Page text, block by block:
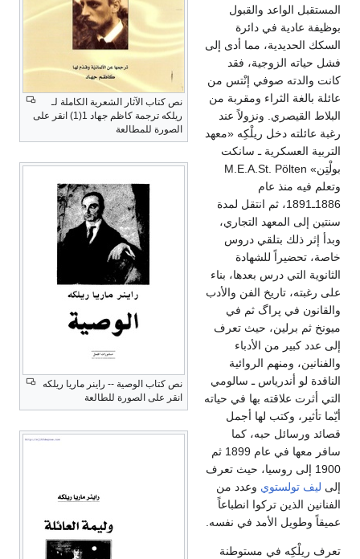
نص كتاب الآثار الشعرية الكاملة لـ
ريلكه ترجمة كاظم جهاد 1(1) انقر على
الصورة للمطالعة
نص كتاب الوصية -- راينر ماريا ريلكه
انقر على الصورة للطالعة
المستقبل الواعد والقبول
بوظيفة عادية في دائرة
السكك الحديدية، مما أدى إلى
فشل حياته الزوجية، فقد
كانت والدته صوفي إنْتس من
عائلة بالغة الثراء ومقربة من
البلاط القيصري. ونزولاً عند
رغبة عائلته دخل ريلْكِه «معهد
التربية العسكرية ـ سانكت
بولْتِن» M.E.A.St. Pölten
وتعلم فيه منذ عام
1886ـ1891، ثم انتقل لمدة
سنتين إلى المعهد التجاري،
وبدأ إثر ذلك بتلقي دروس
خاصة، تحضيراً للشهادة
الثانوية التي درس بعدها، بناء
على رغبته، تاريخ الفن والأدب
والقانون في پراگ ثم في
ميونخ ثم برلين، حيث تعرف
إلى عدد كبير من الأدباء
والفنانين، ومنهم الروائية
الناقدة لو أندرياس ـ سالومي
التي أثرت علاقته بها في حياته
أيّما تأثير، وكتب لها أجمل
قصائد ورسائل حبه، كما
سافر معها في عام 1899 ثم
1900 إلى روسيا، حيث تعرف
إلى ليف تولستوي وعدد من
الفنانين الذين تركوا انطباعاً
عميقاً وطويل الأمد في نفسه.
تعرف ريلْكِه في مستوطنة